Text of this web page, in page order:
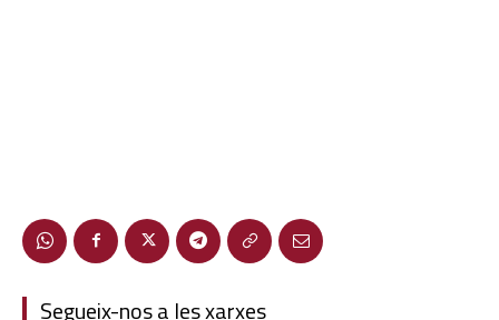
Segueix-nos a les xarxes